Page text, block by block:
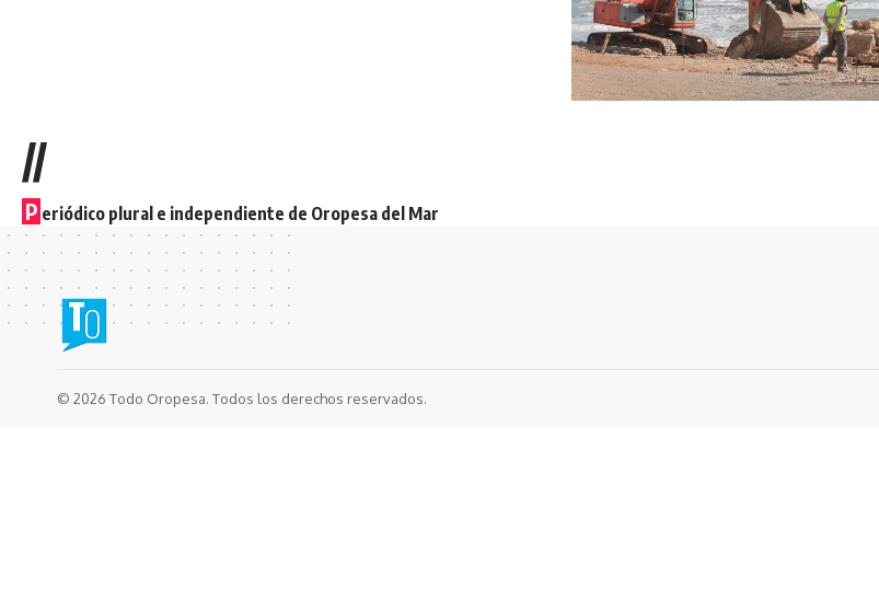
//
P eriódico plural e independiente de Oropesa del Mar
© 2026 Todo Oropesa. Todos los derechos reservados.